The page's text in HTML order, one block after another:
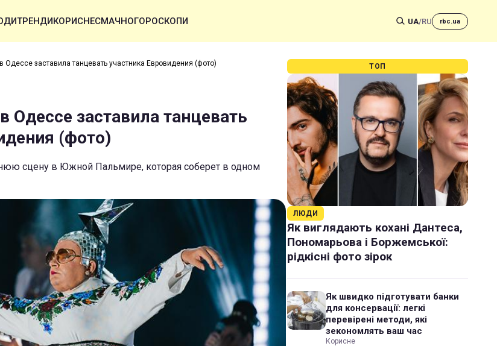
ТРЕНДИКОРИСНЕСМАЧНОГОРОСКОПИ UA/RU rbc.ua
Одессе заставила танцевать участника Евровидения (фото)
Одессе заставила танцевать
(фото)
сцену в Южной Пальмире, которая соберет в одном
ТОП
ЛЮДИ
Як виглядають кохані Дантеса,
Пономарьова і Боржемської:
рідкісні фото зірок
Як швидко підготувати банки
для консервації: легкі
перевірені методи, які
зекономлять ваш час
Корисне